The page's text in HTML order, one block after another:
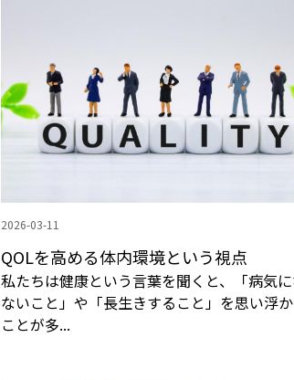
2026-03-11
QOLを高める体内環境という視点
私たちは健康という言葉を聞くと、「病気
ないこと」や「長生きすること」を思い浮
ことが多...